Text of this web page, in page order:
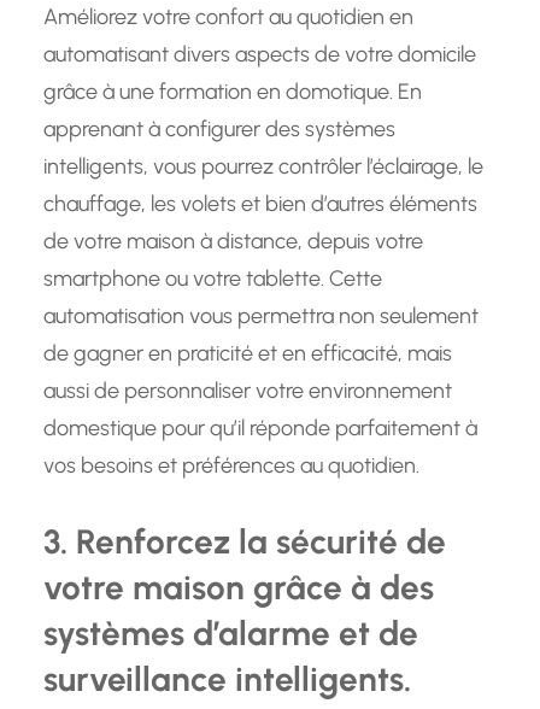
Améliorez votre confort au quotidien en
automatisant divers aspects de votre domicile
grâce à une formation en domotique. En
apprenant à configurer des systèmes
intelligents, vous pourrez contrôler l’éclairage, le
chauffage, les volets et bien d’autres éléments
de votre maison à distance, depuis votre
smartphone ou votre tablette. Cette
automatisation vous permettra non seulement
de gagner en praticité et en efficacité, mais
aussi de personnaliser votre environnement
domestique pour qu’il réponde parfaitement à
vos besoins et préférences au quotidien.
3. Renforcez la sécurité de
votre maison grâce à des
systèmes d’alarme et de
surveillance intelligents.